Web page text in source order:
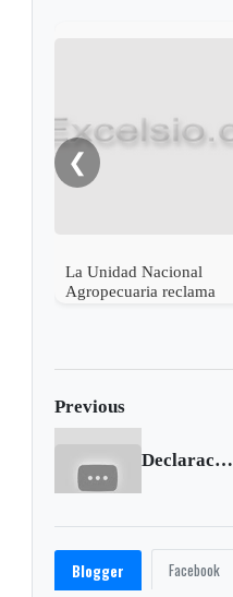
❮
La Unidad Nacional
Agropecuaria reclama
Previous
Declaraciones tras reunión del Presidente Santos y líderes del Paro
Blogger Facebook